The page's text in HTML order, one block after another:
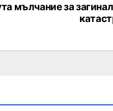
мълчание за